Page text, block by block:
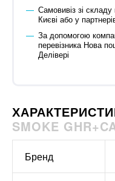
Самовивіз зі складу
Києві або у
За допомогою
перевізника Нова
Делівері
SMOKE
Бренд